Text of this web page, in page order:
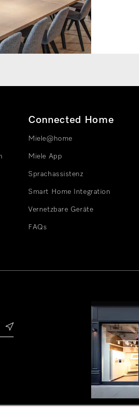
Connected Home
Miele@home
Miele App
Sprachassistenz
Smart Home Integration
Vernetzbare Geräte
FAQs